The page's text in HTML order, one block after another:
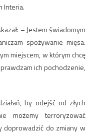
Interia.
– Jestem świadomym
spożywanie mięsa.
miejscem, w którym chcę
ich pochodzenie,
by odejść od złych
możemy terroryzować
doprowadzić do zmiany w